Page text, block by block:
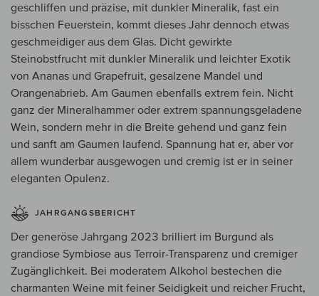
geschliffen und präzise, mit dunkler Mineralik, fast ein
bisschen Feuerstein, kommt dieses Jahr dennoch etwas
geschmeidiger aus dem Glas. Dicht gewirkte
Steinobstfrucht mit dunkler Mineralik und leichter Exotik
von Ananas und Grapefruit, gesalzene Mandel und
Orangenabrieb. Am Gaumen ebenfalls extrem fein. Nicht
ganz der Mineralhammer oder extrem spannungsgeladene
Wein, sondern mehr in die Breite gehend und ganz fein
und sanft am Gaumen laufend. Spannung hat er, aber vor
allem wunderbar ausgewogen und cremig ist er in seiner
eleganten Opulenz.
JAHRGANGSBERICHT
Der generöse Jahrgang 2023 brilliert im Burgund als
grandiose Symbiose aus Terroir-Transparenz und cremiger
Zugänglichkeit. Bei moderatem Alkohol bestechen die
charmanten Weine mit feiner Seidigkeit und reicher Frucht,